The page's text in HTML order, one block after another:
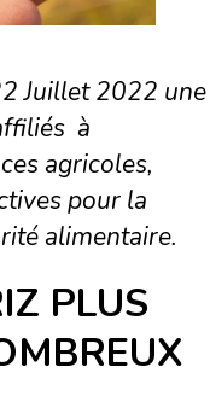
Juillet 2022 une
à
agricoles,
pour la
alimentaire.
PLUS